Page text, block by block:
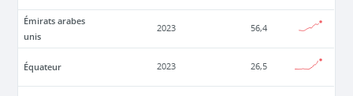
Émirats arabes
unis
2023 56,4
Équateur 2023 26,5